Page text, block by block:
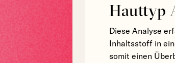
Hauttyp
Diese Analyse
Inhaltsstoff in
somit einen